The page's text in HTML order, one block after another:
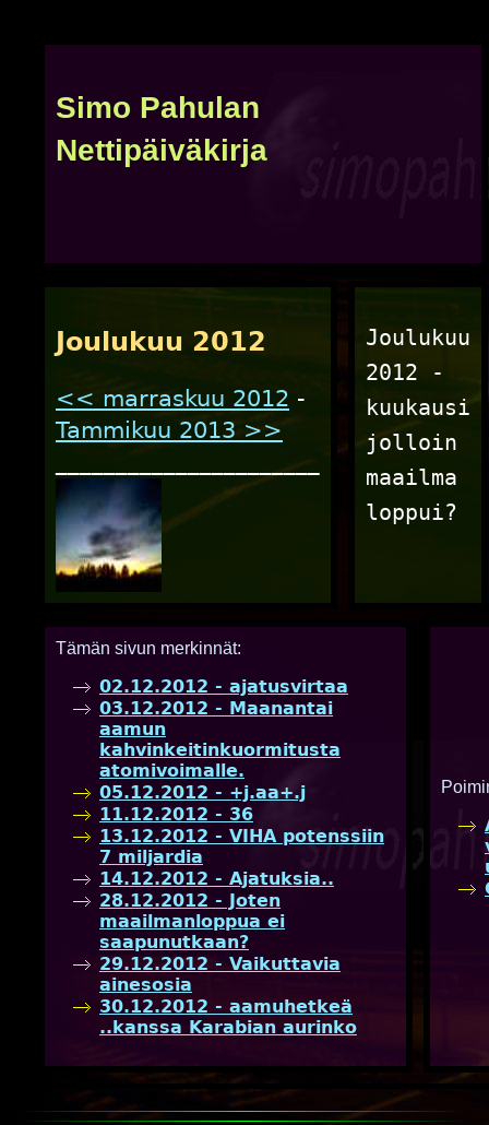
Simo Pahulan
Nettipäiväkirja
Joulukuu 2012
<< marraskuu 2012 -
Tammikuu 2013 >>
Joulukuu
2012 -
kuukausi
jolloin
maailma
loppui?
Tämän sivun merkinnät:
02.12.2012 - ajatusvirtaa
03.12.2012 - Maanantai
aamun
kahvinkeitinkuormitusta
atomivoimalle.
05.12.2012 - +j.aa+.j
11.12.2012 - 36
13.12.2012 - VIHA potenssiin
7 miljardia
14.12.2012 - Ajatuksia..
28.12.2012 - Joten
maailmanloppua ei
saapunutkaan?
29.12.2012 - Vaikuttavia
ainesosia
30.12.2012 - aamuhetkeä
..kanssa Karabian aurinko